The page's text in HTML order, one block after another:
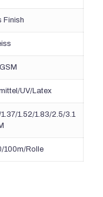
Finish
UV/Latex
1.52/1.83/2.5/3.1
100m/Rolle